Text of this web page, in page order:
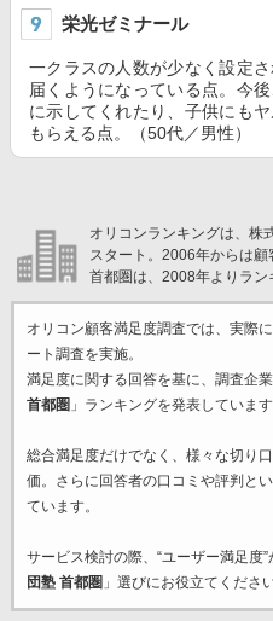
栄光ゼミナール
一クラスの人数が少なく設定
届くようになっている点。今
に示してくれたり、子供にも
もらえる点。（50代／男性）
オリコンランキングは、株
スタート。2006年からは
首都圏は、2008年よりラン
オリコン顧客満足度調査では、実際
ート調査を実施。
満足度に関する回答を基に、調査企業
首都圏 」ランキングを発表しています
総合満足度だけでなく、様々な切り口
価。さらに回答者の口コミや評判と
ています。
サービス検討の際、“ユーザー満足度
団塾 首都圏 」選びにお役立てください